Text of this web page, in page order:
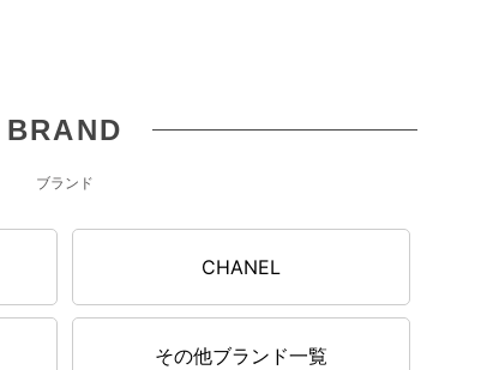
BRAND
ブランド
CHANEL
その他ブランド一覧